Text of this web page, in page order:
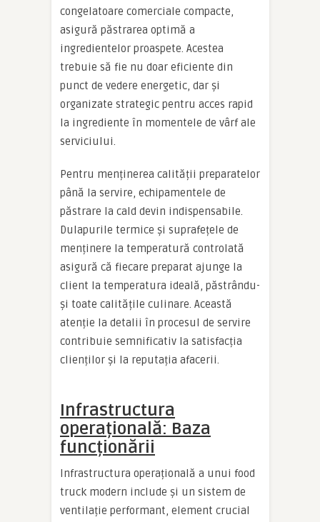
congelatoare comerciale compacte,
asigură păstrarea optimă a
ingredientelor proaspete. Acestea
trebuie să fie nu doar eficiente din
punct de vedere energetic, dar și
organizate strategic pentru acces rapid
la ingrediente în momentele de vârf ale
serviciului.
Pentru menținerea calității preparatelor
până la servire, echipamentele de
păstrare la cald devin indispensabile.
Dulapurile termice și suprafețele de
menținere la temperatură controlată
asigură că fiecare preparat ajunge la
client la temperatura ideală, păstrându-
și toate calitățile culinare. Această
atenție la detalii în procesul de servire
contribuie semnificativ la satisfacția
clienților și la reputația afacerii.
Infrastructura
operațională: Baza
funcționării
Infrastructura operațională a unui food
truck modern include și un sistem de
ventilație performant, element crucial